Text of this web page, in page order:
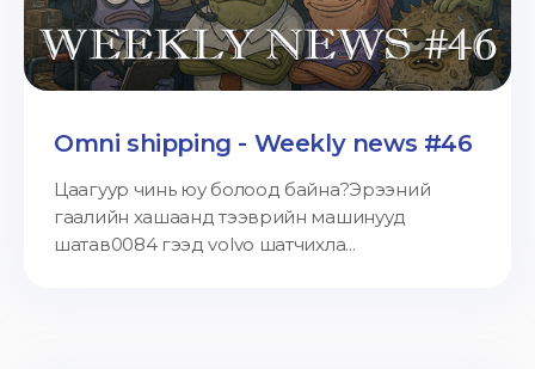
Omni shipping - Weekly news #46
Цаагуур чинь юу болоод байна?Эрээний
гаалийн хашаанд тээврийн машинууд
шатав0084 гээд volvo шатчихла...